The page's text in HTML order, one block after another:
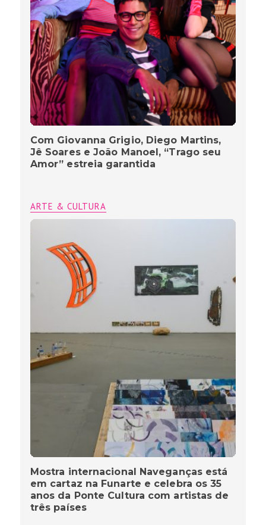
Com Giovanna Grigio, Diego Martins,
Jê Soares e João Manoel, “Trago seu
Amor” estreia garantida
ARTE & CULTURA
Mostra internacional Naveganças está
em cartaz na Funarte e celebra os 35
anos da Ponte Cultura com artistas de
três países